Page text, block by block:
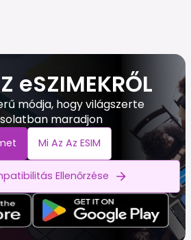
eSZIMEKRŐL
módja, hogy világszerte
maradjon
Mi Az Az ESIM
Ellenőrzése